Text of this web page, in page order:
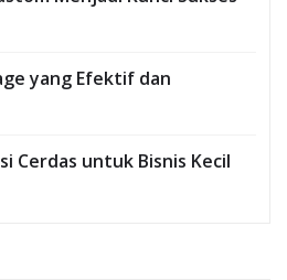
yang Efektif dan
Cerdas untuk Bisnis Kecil